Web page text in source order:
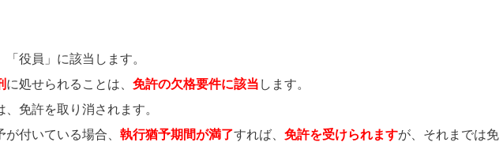
役員」に該当します。
に処せられることは、 免許の欠格要件に該当 します。
免許を取り消されます。
付いている場合、 執行猶予期間が満了すれば、 免許を受けられますが、それまでは免